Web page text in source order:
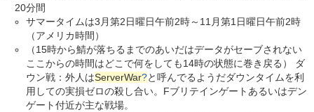
20分間
サマータイムは3月第2日曜日午前2時～11月第1日曜日午前2時
（アメリカ時間）
（15時から鯖が落ちるまでのあいだはデータがセーブされない
ここからの時間はどこで何をしても14時の状態に巻き戻る） ダ
ウン戦：外人はServerWar?と呼んでるようだダウンタイムを利
用しての実損ゼロの殺し合い。Fブリテインゲートあるいはデン
ゲート付近が主な戦場。